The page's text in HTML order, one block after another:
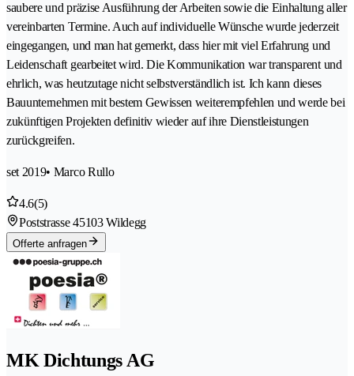
saubere und präzise Ausführung der Arbeiten sowie die Einhaltung aller
vereinbarten Termine. Auch auf individuelle Wünsche wurde jederzeit
eingegangen, und man hat gemerkt, dass hier mit viel Erfahrung und
Leidenschaft gearbeitet wird. Die Kommunikation war transparent und
ehrlich, was heutzutage nicht selbstverständlich ist. Ich kann dieses
Bauunternehmen mit bestem Gewissen weiterempfehlen und werde bei
zukünftigen Projekten definitiv wieder auf ihre Dienstleistungen
zurückgreifen.
set 2019• Marco Rullo
4.6(5)
Poststrasse 45103 Wildegg
Offerte anfragen
MK Dichtungs AG